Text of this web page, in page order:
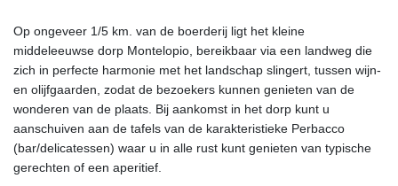
Op ongeveer 1/5 km. van de boerderij ligt het kleine
middeleeuwse dorp Montelopio, bereikbaar via een landweg die
zich in perfecte harmonie met het landschap slingert, tussen wijn-
en olijfgaarden, zodat de bezoekers kunnen genieten van de
wonderen van de plaats. Bij aankomst in het dorp kunt u
aanschuiven aan de tafels van de karakteristieke Perbacco
(bar/delicatessen) waar u in alle rust kunt genieten van typische
gerechten of een aperitief.